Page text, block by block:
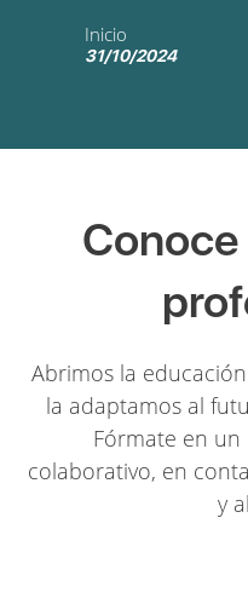
Inicio
31/10/2024
Abrimos la
la adaptamos al
Fórmate en
colaborativo, en
y